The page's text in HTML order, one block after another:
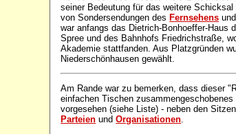
seiner Bedeutung für das weitere
von Sondersendungen desFernsehens
war anfangs das Dietrich-Bonhoeffer-Haus
Spree und des Bahnhofs Friedrichstraße,
Akademie stattfanden. Aus Platzgründen
Niederschönhausen gewählt.
Am Rande war zu bemerken, dass dieser
einfachen Tischen
vorgesehen (siehe Liste) - neben den
Parteien undOrganisationen.